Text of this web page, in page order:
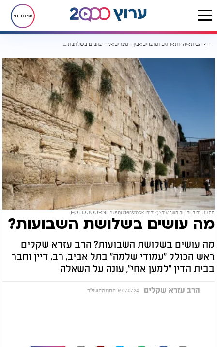
שידור חי
דף הבית יהדות חגים ומועדים בין המצרים מה עושים בשלושת השבועות?
מה עושים בשלושת השבועות? (צילום: FOTO JOURNEY/shutterstock)
מה עושים בשלושת השבועות?
מה עושים בשלושת השבועות? הרב עזרא שקלים
ראש הכולל "עמודי שלמה" בתל אביב, רב, דיין וחבר
בבית הדין "למען אחי", עונה על השאלה
הרב עזרא שקלים 07.07.24 א' תמוז התשפ"ד